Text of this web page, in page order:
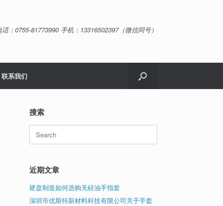
：0755-81773990 手机：13316502397（微信同号）
联系我们
搜索
Search
for:
近期文章
硬盘制造如何选购无硅油手指套
深圳市优斯特新材料科技有限公司关于手套